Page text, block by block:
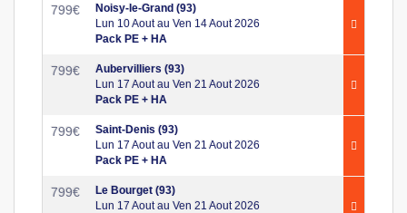
799€
Noisy-le-Grand (93)
Lun 10 Aout au Ven 14 Aout 2026
Pack PE + HA
799€
Aubervilliers (93)
Lun 17 Aout au Ven 21 Aout 2026
Pack PE + HA
799€
Saint-Denis (93)
Lun 17 Aout au Ven 21 Aout 2026
Pack PE + HA
799€
Le Bourget (93)
Lun 17 Aout au Ven 21 Aout 2026